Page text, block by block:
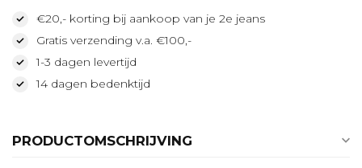
€20,- korting bij aankoop van je 2e jeans
Gratis verzending v.a. €100,-
1-3 dagen levertijd
14 dagen bedenktijd
PRODUCTOMSCHRIJVING